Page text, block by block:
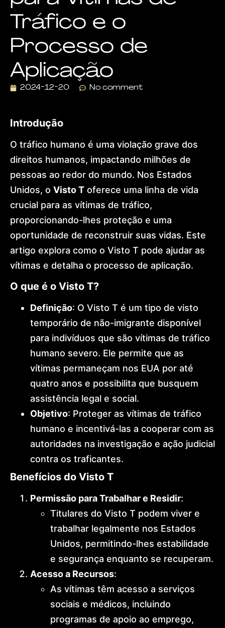
Global
(US)
European
&
Expansion
Global
Architecture
Lohan
Gonçalves
Offices
News
Tráfico e o
Processo de
Aplicação
2024-12-20 No comment
Introdução
O tráfico humano é uma violação grave dos
direitos humanos, impactando milhões de
pessoas ao redor do mundo. Nos Estados
Unidos, o Visto T oferece uma linha de vida
crucial para as vítimas de tráfico,
proporcionando-lhes proteção e uma
oportunidade de reconstruir suas vidas. Este
artigo explora como o Visto T pode ajudar as
vítimas e detalha o processo de aplicação.
O que é o Visto T?
Definição: O Visto T é um tipo de visto
temporário de não-imigrante disponível
para indivíduos que são vítimas de tráfico
humano severo. Ele permite que as
vítimas permaneçam nos EUA por até
quatro anos e possibilita que busquem
assistência legal e social.
Objetivo: Proteger as vítimas de tráfico
humano e incentivá-las a cooperar com as
autoridades na investigação e ação judicial
contra os traficantes.
Benefícios do Visto T
Permissão para Trabalhar e Residir:
Titulares do Visto T podem viver e
trabalhar legalmente nos Estados
Unidos, permitindo-lhes estabilidade
e segurança enquanto se recuperam.
Acesso a Recursos:
As vítimas têm acesso a serviços
sociais e médicos, incluindo
programas de apoio ao emprego,